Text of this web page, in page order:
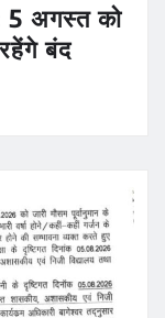
5 अगस्त को
बंद